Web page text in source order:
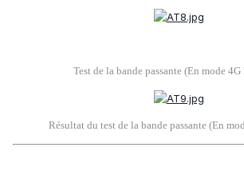
Test de la bande passante (En mode
Résultat du test de la bande passante (En